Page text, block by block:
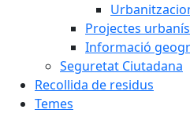
Projectes
Informació
Seguretat Ciutadana
Recollida de residus
Temes